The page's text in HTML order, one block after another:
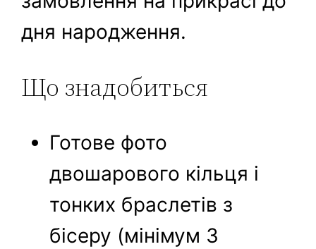
дня народження.
Що знадобиться
Готове фото
двошарового кільця і
тонких браслетів з
бісеру (мінімум 3